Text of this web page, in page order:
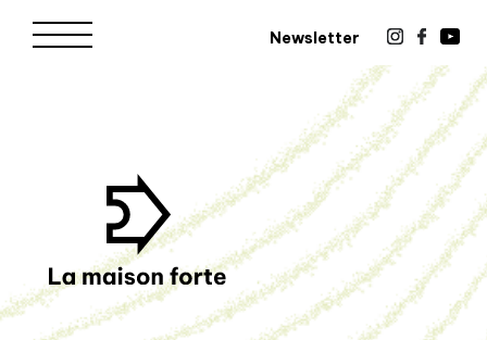
Newsletter